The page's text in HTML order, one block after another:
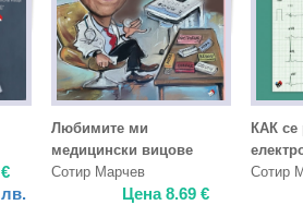
€
лв.
Любимите ми
медицински вицове
Сотир Марчев
Цена8.69 €
КАК се
Сотир